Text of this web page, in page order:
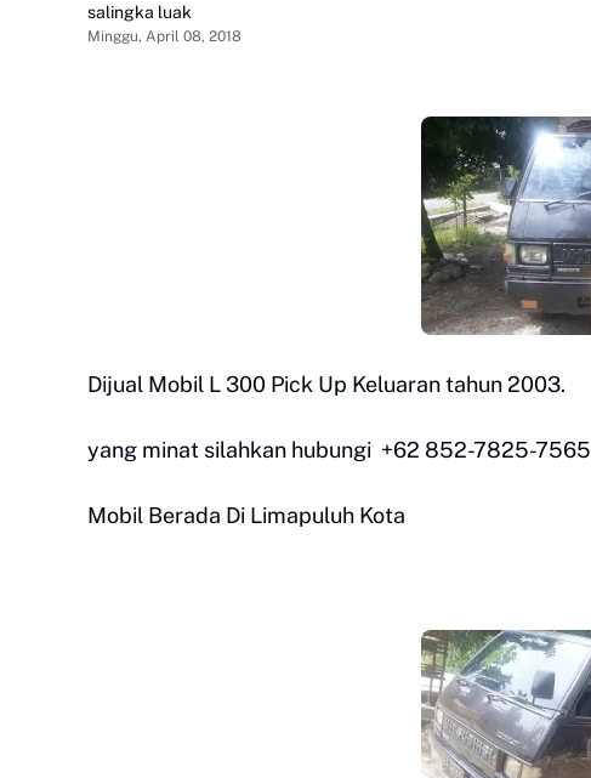
salingka luak
Minggu, April 08, 2018
Dijual Mobil L 300 Pick Up Keluaran tahun 2003.
yang minat silahkan hubungi +62 852-7825-7565
Mobil Berada Di Limapuluh Kota